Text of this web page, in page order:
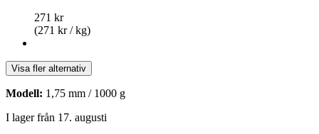
271 kr
(271 kr / kg)
Visa fler alternativ
Modell: 1,75 mm / 1000 g
I lager från 17. augusti